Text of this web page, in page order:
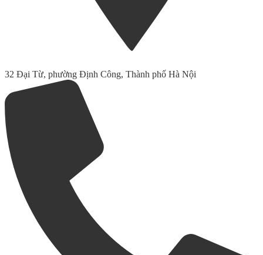
32 Đại Từ, phường Định Công, Thành phố Hà Nội